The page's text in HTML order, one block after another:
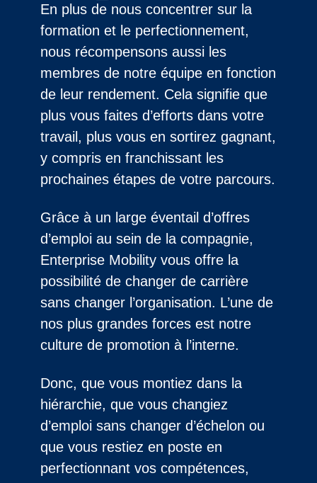
En plus de nous concentrer sur la
formation et le perfectionnement,
nous récompensons aussi les
membres de notre équipe en fonction
de leur rendement. Cela signifie que
plus vous faites d’efforts dans votre
travail, plus vous en sortirez gagnant,
y compris en franchissant les
prochaines étapes de votre parcours.
Grâce à un large éventail d’offres
d’emploi au sein de la compagnie,
Enterprise Mobility vous offre la
possibilité de changer de carrière
sans changer l’organisation. L’une de
nos plus grandes forces est notre
culture de promotion à l’interne.
Donc, que vous montiez dans la
hiérarchie, que vous changiez
d’emploi sans changer d’échelon ou
que vous restiez en poste en
perfectionnant vos compétences,